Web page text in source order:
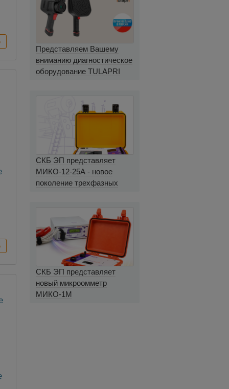
Представляем Вашему
вниманию диагностическое
оборудование TULAPRI
СКБ ЭП представляет
МИКО-12-25А - новое
поколение трехфазных
СКБ ЭП представляет
новый микроомметр
МИКО-1М